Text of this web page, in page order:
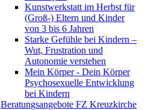
Kunstwerkstatt im Herbst für
(Groß-) Eltern und Kinder
von 3 bis 6 Jahren
Starke Gefühle bei Kindern –
Wut, Frustration und
Autonomie verstehen
Mein Körper - Dein Körper
Psychosexuelle Entwicklung
bei Kindern
Beratungsangebote FZ Kreuzkirche